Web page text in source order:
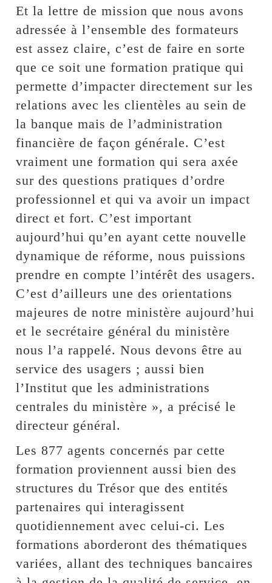
Et la lettre de mission que nous avons
adressée à l’ensemble des formateurs
est assez claire, c’est de faire en sorte
que ce soit une formation pratique qui
permette d’impacter directement sur les
relations avec les clientèles au sein de
la banque mais de l’administration
financière de façon générale. C’est
vraiment une formation qui sera axée
sur des questions pratiques d’ordre
professionnel et qui va avoir un impact
direct et fort. C’est important
aujourd’hui qu’en ayant cette nouvelle
dynamique de réforme, nous puissions
prendre en compte l’intérêt des usagers.
C’est d’ailleurs une des orientations
majeures de notre ministère aujourd’hui
et le secrétaire général du ministère
nous l’a rappelé. Nous devons être au
service des usagers ; aussi bien
l’Institut que les administrations
centrales du ministère », a précisé le
directeur général.
Les 877 agents concernés par cette
formation proviennent aussi bien des
structures du Trésor que des entités
partenaires qui interagissent
quotidiennement avec celui-ci. Les
formations aborderont des thématiques
variées, allant des techniques bancaires